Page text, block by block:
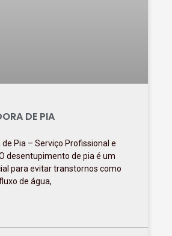
DE PIA
Pia – Serviço Profissional e
desentupimento de pia é um
para evitar transtornos como
de água,